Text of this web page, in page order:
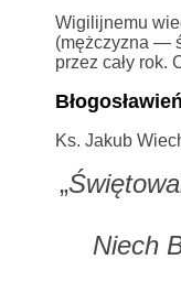
Wigilijnemu
(mężczyzna —
przez cały rok.
Ks. Jakub
„
Niech